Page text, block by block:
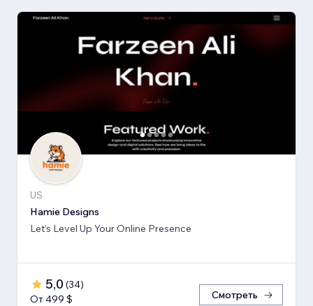
US
Hamie Designs
Let’s Level Up Your Online Presence
5,0 (34)
От 499 $
Смотреть